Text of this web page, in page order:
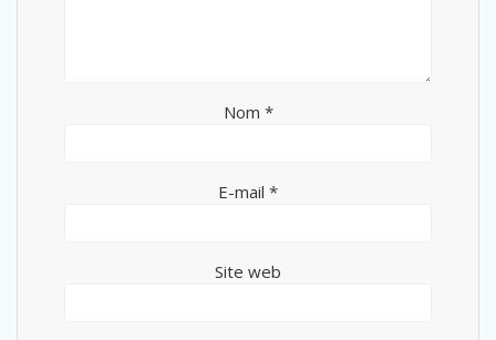
Nom *
E-mail *
Site web